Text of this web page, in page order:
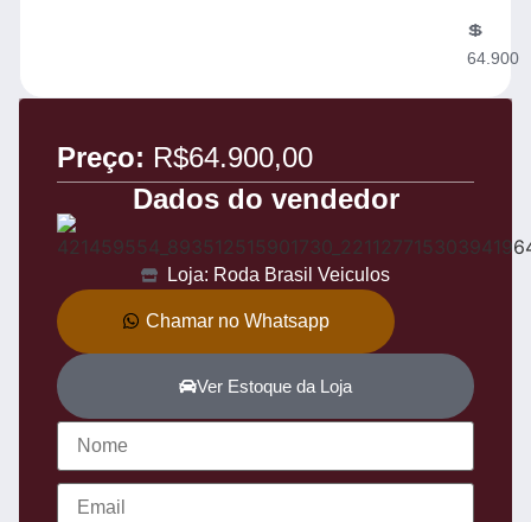
💲
64.900
Preço: R$64.900,00
Dados do vendedor
Loja: Roda Brasil Veiculos
Chamar no Whatsapp
Ver Estoque da Loja